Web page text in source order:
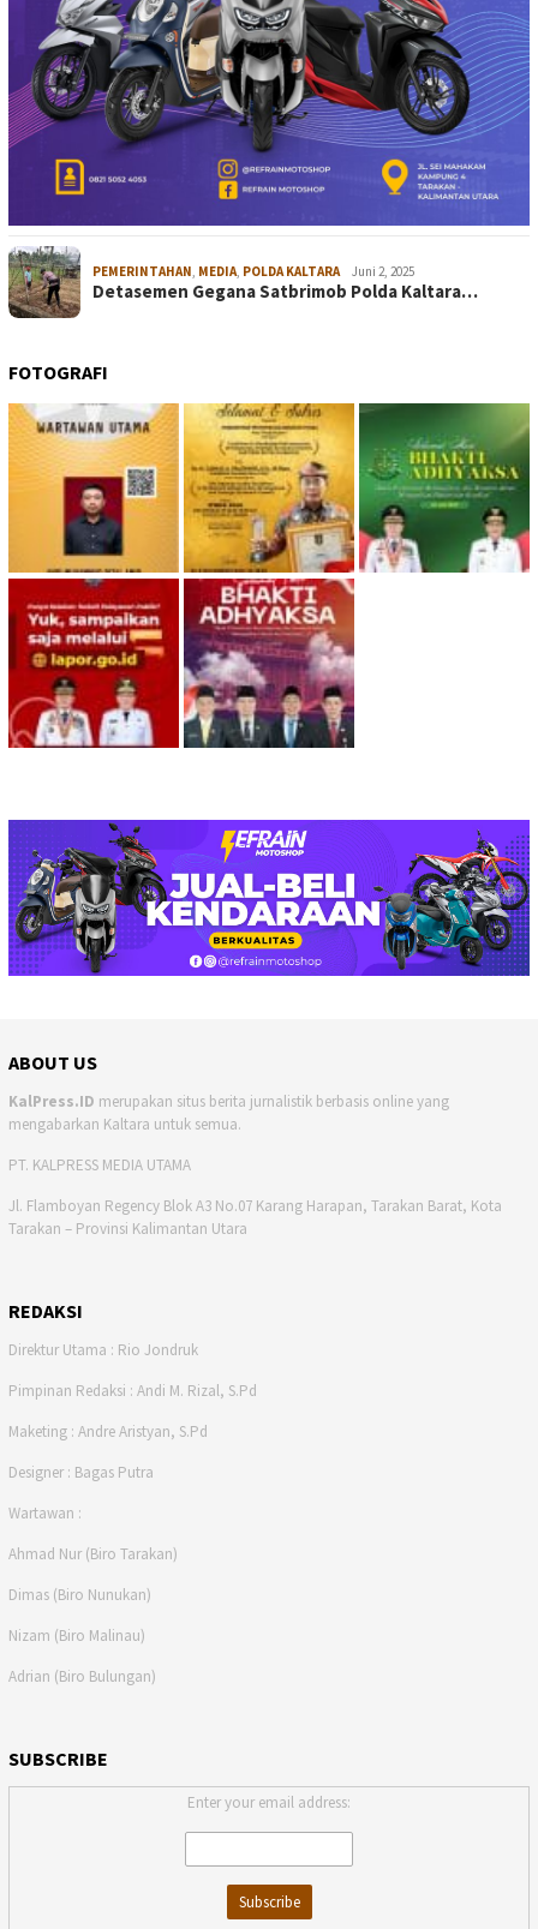
PEMERINTAHAN, MEDIA, POLDA KALTARA Juni 2, 2025
Detasemen Gegana Satbrimob Polda Kaltara…
FOTOGRAFI
ABOUT US
KalPress.ID merupakan situs berita jurnalistik berbasis online yang
mengabarkan Kaltara untuk semua.
PT. KALPRESS MEDIA UTAMA
Jl. Flamboyan Regency Blok A3 No.07 Karang Harapan, Tarakan Barat, Kota
Tarakan – Provinsi Kalimantan Utara
REDAKSI
Direktur Utama : Rio Jondruk
Pimpinan Redaksi : Andi M. Rizal, S.Pd
Maketing : Andre Aristyan, S.Pd
Designer : Bagas Putra
Wartawan :
Ahmad Nur (Biro Tarakan)
Dimas (Biro Nunukan)
Nizam (Biro Malinau)
Adrian (Biro Bulungan)
SUBSCRIBE
Enter your email address: